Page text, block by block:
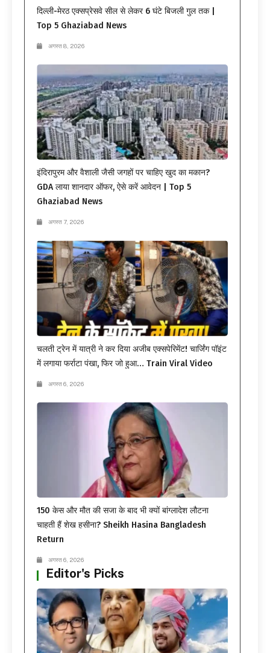
दिल्ली-मेरठ एक्सप्रेसवे सील से लेकर 6 घंटे बिजली गुल तक |
Top 5 Ghaziabad News
अगस्त 8, 2026
इंदिरापुरम और वैशाली जैसी जगहों पर चाहिए खुद का मकान?
GDA लाया शानदार ऑफर, ऐसे करें आवेदन | Top 5
Ghaziabad News
अगस्त 7, 2026
चलती ट्रेन में यात्री ने कर दिया अजीब एक्सपेरिमेंट! चार्जिंग पॉइंट
में लगाया फर्राटा पंखा, फिर जो हुआ… Train Viral Video
अगस्त 6, 2026
150 केस और मौत की सजा के बाद भी क्यों बांग्लादेश लौटना
चाहती हैं शेख हसीना? Sheikh Hasina Bangladesh
Return
अगस्त 6, 2026
Editor's Picks